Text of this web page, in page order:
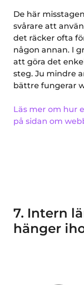
De här
svårare att
det räcker ofta
någon annan. I
att göra det
steg. Ju mindre
bättre fungerar
Läs mer om hur
på sidan om
7. Intern
hänger